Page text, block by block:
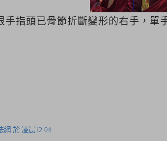
指頭已骨節折斷變形的右手，
網 於 凌晨12:04